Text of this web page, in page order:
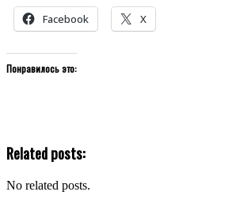
Facebook X
Понравилось это:
Related posts:
No related posts.